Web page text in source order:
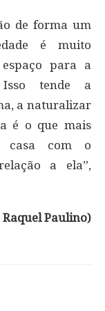
de forma um
é muito
para a
tende a
a naturalizar
é o que mais
casa com o
a ela”,
Paulino)